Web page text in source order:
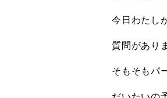
今日わたし
質問があり
そもそもパ